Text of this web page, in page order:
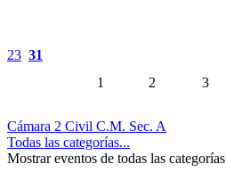
23 31
1
2 3
Cámara 2 Civil C.M. Sec. A
Todas las categorías...
Mostrar eventos de todas las categorías